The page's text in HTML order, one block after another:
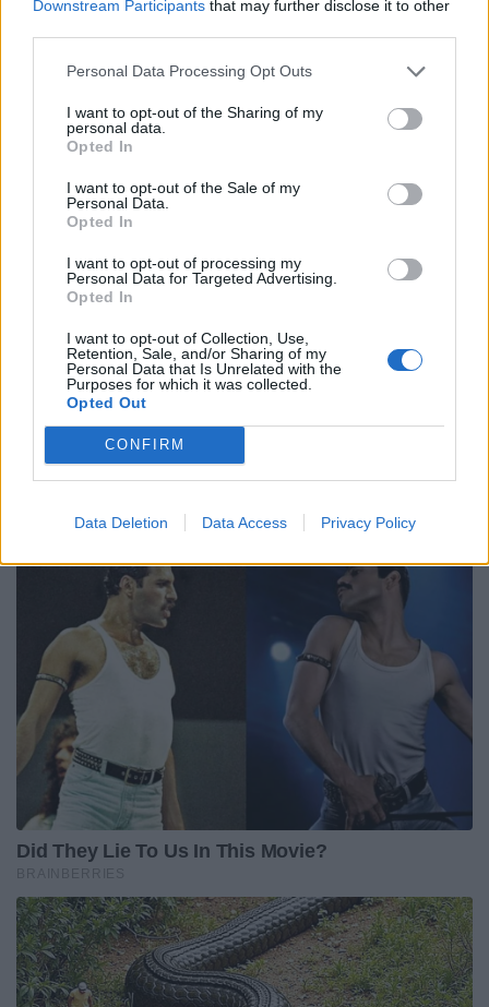
Downstream Participants that may further disclose it to other
Personal Data Processing Opt Outs
I want to opt-out of the Sharing of my
personal data.
Opted In
I want to opt-out of the Sale of my
Personal Data.
Opted In
I want to opt-out of processing my
Personal Data for Targeted Advertising.
Opted In
I want to opt-out of Collection, Use,
Retention, Sale, and/or Sharing of my
Personal Data that Is Unrelated with the
Purposes for which it was collected.
Opted Out
CONFIRM
Data Deletion Data Access Privacy Policy